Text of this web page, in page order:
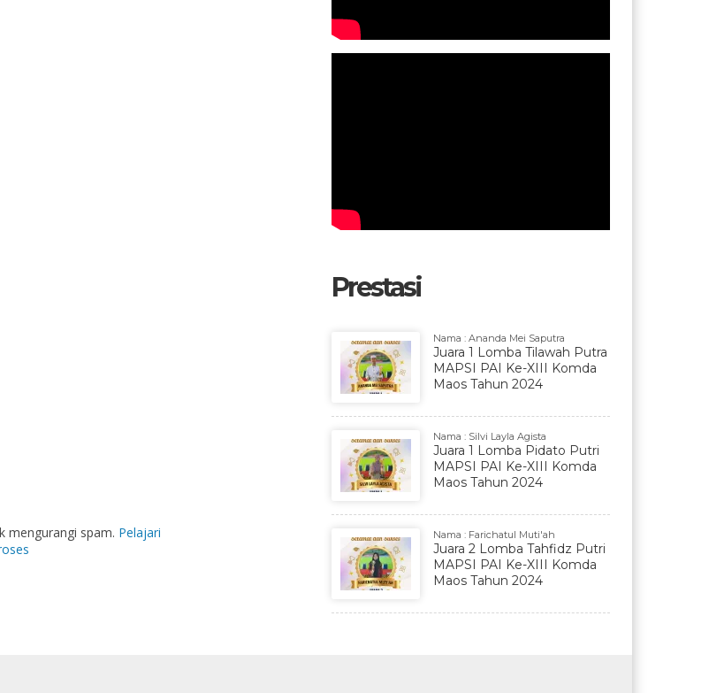
mengurangi spam. Pelajari
Prestasi
Nama : Ananda Mei Saputra
Juara 1 Lomba Tilawah Putra
MAPSI PAI Ke-XIII Komda
Maos Tahun 2024
Nama : Silvi Layla Agista
Juara 1 Lomba Pidato Putri
MAPSI PAI Ke-XIII Komda
Maos Tahun 2024
Nama : Farichatul Muti'ah
Juara 2 Lomba Tahfidz Putri
MAPSI PAI Ke-XIII Komda
Maos Tahun 2024